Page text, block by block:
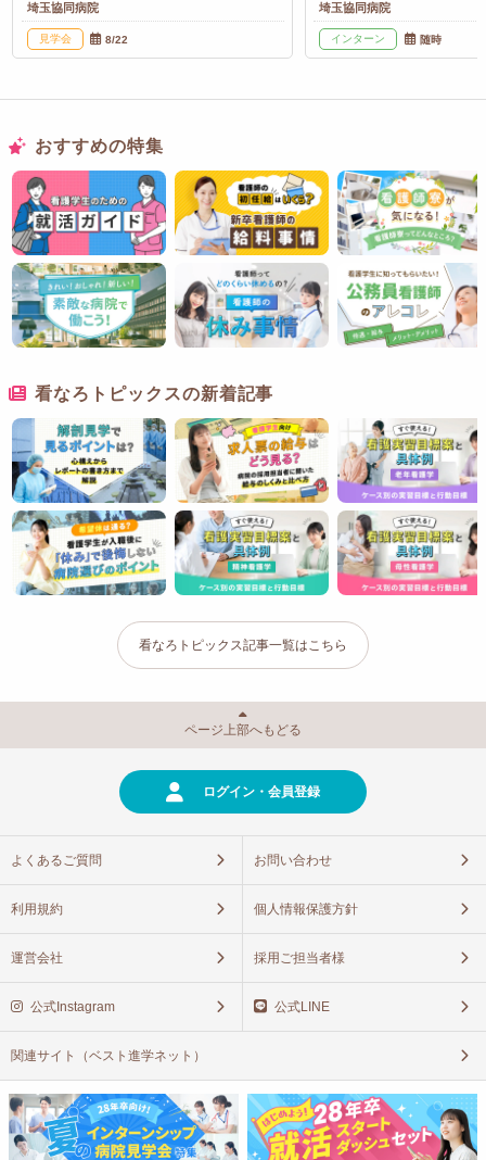
埼玉協同病院
見学会 8/22
埼玉協同病院
インターン 随時
おすすめの特集
看なろトピックスの新着記事
看なろトピックス記事一覧はこちら
ページ上部へもどる
ログイン・会員登録
よくあるご質問 お問い合わせ
利用規約 個人情報保護方針
運営会社 採用ご担当者様
公式Instagram 公式LINE
関連サイト（ベスト進学ネット）